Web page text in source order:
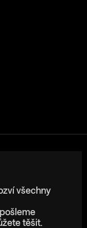
všechny
těšit.